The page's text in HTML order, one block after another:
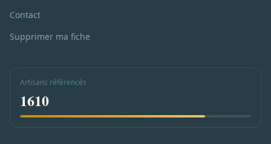
Contact
Supprimer ma fiche
Artisans référencés
1610